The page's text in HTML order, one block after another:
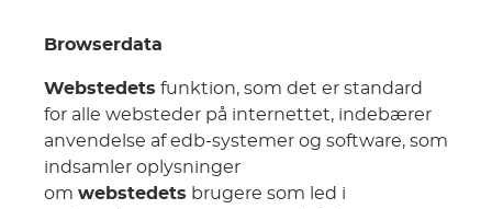
Browserdata
Webstedets funktion, som det er standard
for alle websteder på internettet, indebærer
anvendelse af edb-systemer og software, som
indsamler oplysninger
om webstedets brugere som led i